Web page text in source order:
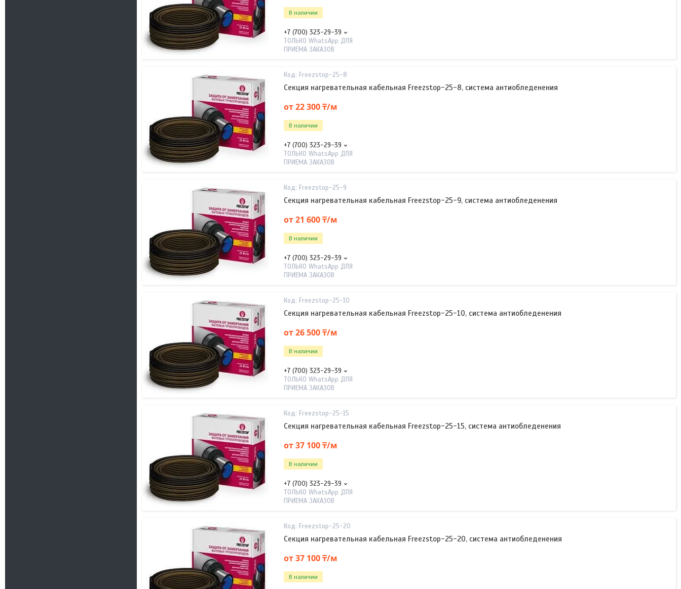
В наличии
+7 (700) 323-29-39
ТОЛЬКО WhatsApp ДЛЯ
ПРИЕМА ЗАКАЗОВ
Freezstop-25-8
Секция нагревательная кабельная Freezstop-25-8, система антиобледенения
от 22 300 ₸/м
В наличии
+7 (700) 323-29-39
ТОЛЬКО WhatsApp ДЛЯ
ПРИЕМА ЗАКАЗОВ
Freezstop-25-9
Секция нагревательная кабельная Freezstop-25-9, система антиобледенения
от 21 600 ₸/м
В наличии
+7 (700) 323-29-39
ТОЛЬКО WhatsApp ДЛЯ
ПРИЕМА ЗАКАЗОВ
Freezstop-25-10
Секция нагревательная кабельная Freezstop-25-10, система антиобледенения
от 26 500 ₸/м
В наличии
+7 (700) 323-29-39
ТОЛЬКО WhatsApp ДЛЯ
ПРИЕМА ЗАКАЗОВ
Freezstop-25-15
Секция нагревательная кабельная Freezstop-25-15, система антиобледенения
от 37 100 ₸/м
В наличии
+7 (700) 323-29-39
ТОЛЬКО WhatsApp ДЛЯ
ПРИЕМА ЗАКАЗОВ
Freezstop-25-20
Секция нагревательная кабельная Freezstop-25-20, система антиобледенения
от 37 100 ₸/м
В наличии